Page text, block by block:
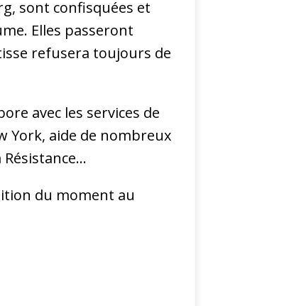
sont confisquées et
Elles passeront
refusera toujours de
avec les services de
York, aide de nombreux
du moment au